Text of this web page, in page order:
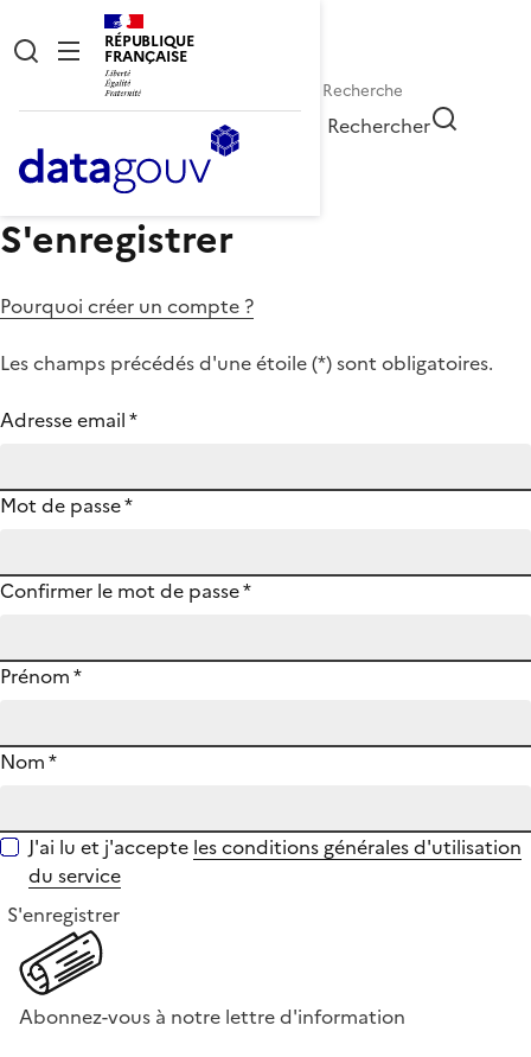
RÉPUBLIQUE
FRANÇAISE
Rechercher
S'enregistrer
Pourquoi créer un compte ?
Les champs précédés d'une étoile (*) sont obligatoires.
Adresse email*
Mot de passe*
Confirmer le mot de passe*
Prénom*
Nom*
J'ai lu et j'accepte les conditions générales d'utilisation
du service
S'enregistrer
Abonnez-vous à notre lettre d'information